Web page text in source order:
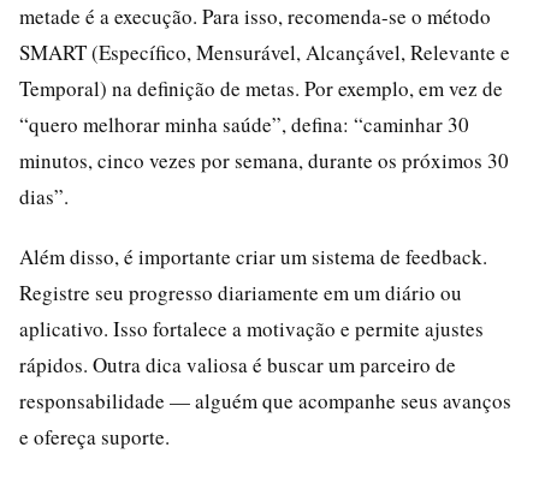
metade é a execução. Para isso, recomenda-se o método
SMART (Específico, Mensurável, Alcançável, Relevante e
Temporal) na definição de metas. Por exemplo, em vez de
“quero melhorar minha saúde”, defina: “caminhar 30
minutos, cinco vezes por semana, durante os próximos 30
dias”.
Além disso, é importante criar um sistema de feedback.
Registre seu progresso diariamente em um diário ou
aplicativo. Isso fortalece a motivação e permite ajustes
rápidos. Outra dica valiosa é buscar um parceiro de
responsabilidade — alguém que acompanhe seus avanços
e ofereça suporte.